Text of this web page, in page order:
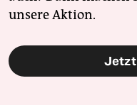
unsere Aktion.